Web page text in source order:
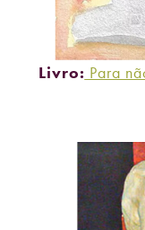
Livro: Para